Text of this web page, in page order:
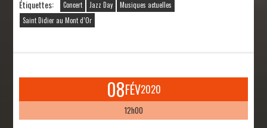
Étiquettes: Concert Jazz Day
Musiques actuelles
Saint Didier au Mont d’Or
08FÉV2020
12h00